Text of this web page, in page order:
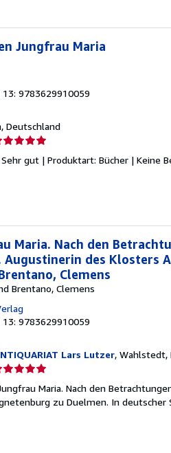
Jungfrau Maria
13: 9783629910059
Deutschland
gut | Produktart: Bücher | Keine
Maria. Nach den
Augustinerin des Klosters
Clemens
Brentano, Clemens
13: 9783629910059
Lars Lutzer, Wahlstedt,
Maria. Nach den
zu Duelmen. In deutscher